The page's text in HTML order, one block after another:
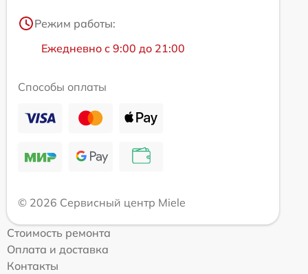
Режим работы:
Ежедневно с 9:00 до 21:00
Способы оплаты
© 2026 Сервисный центр Miele
Стоимость ремонта
Оплата и доставка
Контакты